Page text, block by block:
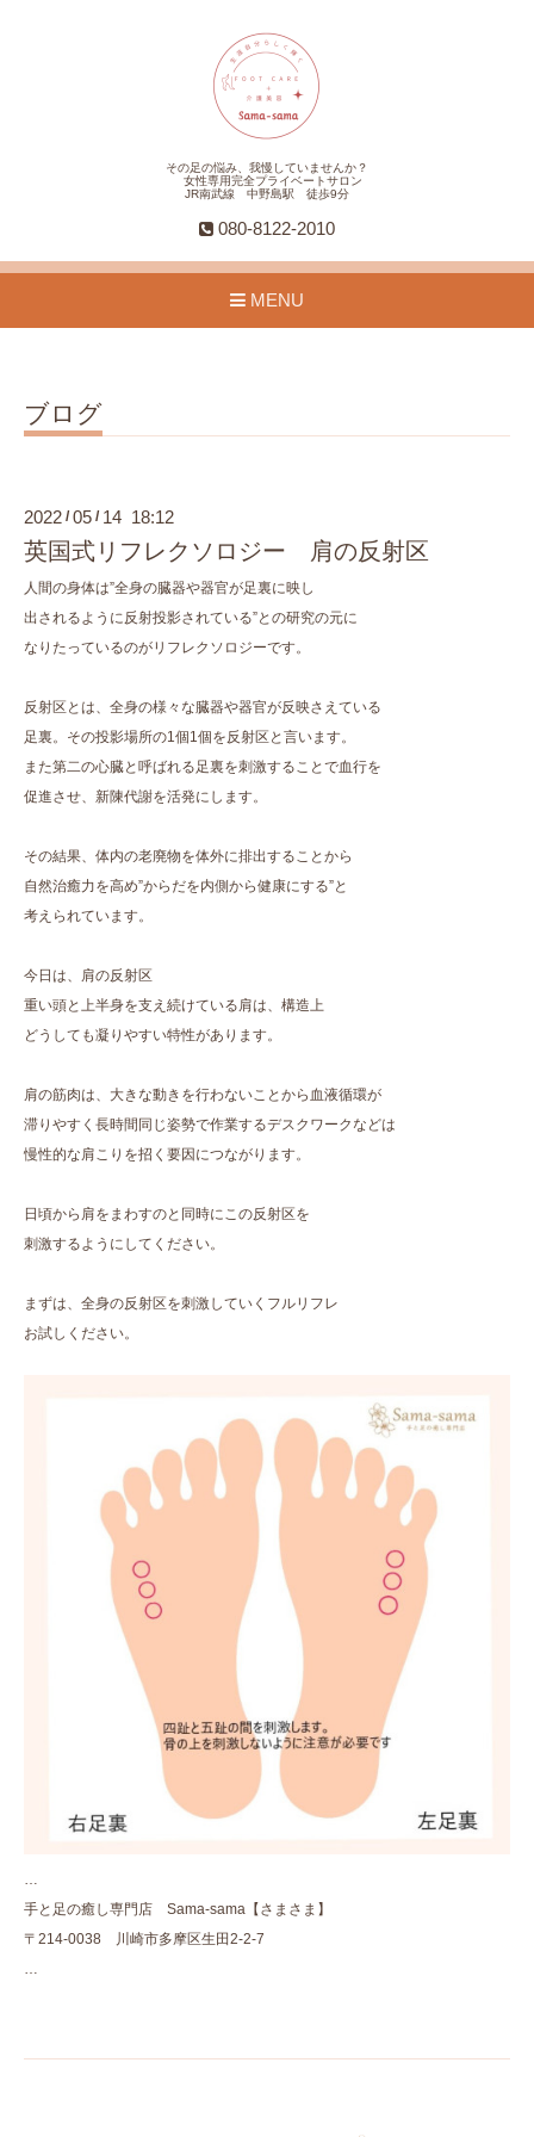
その足の悩み、我慢していませんか？
女性専用完全プライベートサロン
JR南武線 中野島駅 徒歩9分
080-8122-2010
MENU
ブログ
2022 /05 / 14 18:12
英国式リフレクソロジー 肩の反射区
人間の身体は”全身の臓器や器官が足裏に映し
出されるように反射投影されている”との研究の元に
なりたっているのがリフレクソロジーです。
反射区とは、全身の様々な臓器や器官が反映さえている
足裏。その投影場所の1個1個を反射区と言います。
また第二の心臓と呼ばれる足裏を刺激することで血行を
促進させ、新陳代謝を活発にします。
その結果、体内の老廃物を体外に排出することから
自然治癒力を高め”からだを内側から健康にする”と
考えられています。
今日は、肩の反射区
重い頭と上半身を支え続けている肩は、構造上
どうしても凝りやすい特性があります。
肩の筋肉は、大きな動きを行わないことから血液循環が
滞りやすく長時間同じ姿勢で作業するデスクワークなどは
慢性的な肩こりを招く要因につながります。
日頃から肩をまわすのと同時にこの反射区を
刺激するようにしてください。
まずは、全身の反射区を刺激していくフルリフレ
お試しください。
…
手と足の癒し専門店 Sama-sama【さまさま】
〒214-0038 川崎市多摩区生田2-2-7
…